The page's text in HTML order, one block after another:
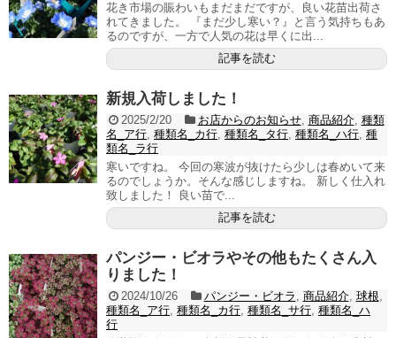
花き市場の賑わいもまだまだですが、良い花苗出荷さ
れてきました。 『まだ少し寒い？』と言う気持ちもあ
るのですが、一方で人気の花は早くに出...
記事を読む
新規入荷しました！
2025/2/20 お店からのお知らせ, 商品紹介, 種類
名_ア行, 種類名_カ行, 種類名_タ行, 種類名_ハ行, 種
類名_ラ行
寒いですね。 今回の寒波が抜けたら少しは春めいて来
るのでしょうか。そんな感じしますね。 新しく仕入れ
致しました！ 良い苗で...
記事を読む
パンジー・ビオラやその他もたくさん入
りました！
2024/10/26 パンジー・ビオラ , 商品紹介, 球根,
種類名_ア行, 種類名_カ行, 種類名_サ行, 種類名_ハ
行